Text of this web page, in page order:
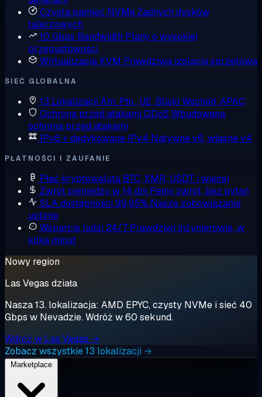
Czysta pamięć NVMeŻadnych dysków
talerzowych
10 Gbps Bandwidth Plany o wysokiej
przepustowości
Wirtualizacja KVM Prawdziwa izolacja sprzętowa
SIEĆ GLOBALNA
13 Lokalizacji Am. Płn., UE, Bliski Wschód, APAC
Ochrona przed atakami DDoS Wbudowana
ochrona przed atakami
IPv6 + dedykowane IPv4 Natywne v6, własne v4
PŁATNOŚCI I ZAUFANIE
Płać kryptowalutą BTC, XMR, USDT i więcej
Zwrot pieniędzy w 14 dni Pełny zwrot, bez pytań
SLA dostępności 99,95% Nasze zobowiązanie
uptime
Wsparcie ludzi 24/7 Prawdziwi inżynierowie, w
kilka minut
Nowy region
Las Vegas działa
Nasza 13. lokalizacja: AMD EPYC, czysty NVMe i sieć 40
Gbps w Nevadzie. Wdróż w 60 sekund.
Wdróż w Las Vegas →
Zobacz wszystkie 13 lokalizacji →